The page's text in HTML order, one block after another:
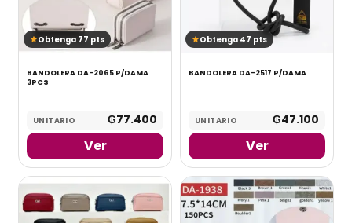
Obtenga 77 pts
BANDOLERA DA-2065 P/DAMA
3PCS
UNITARIO ₲77.400
Ver
Obtenga 47 pts
BANDOLERA DA-2517 P/DAMA
UNITARIO ₲47.100
Ver